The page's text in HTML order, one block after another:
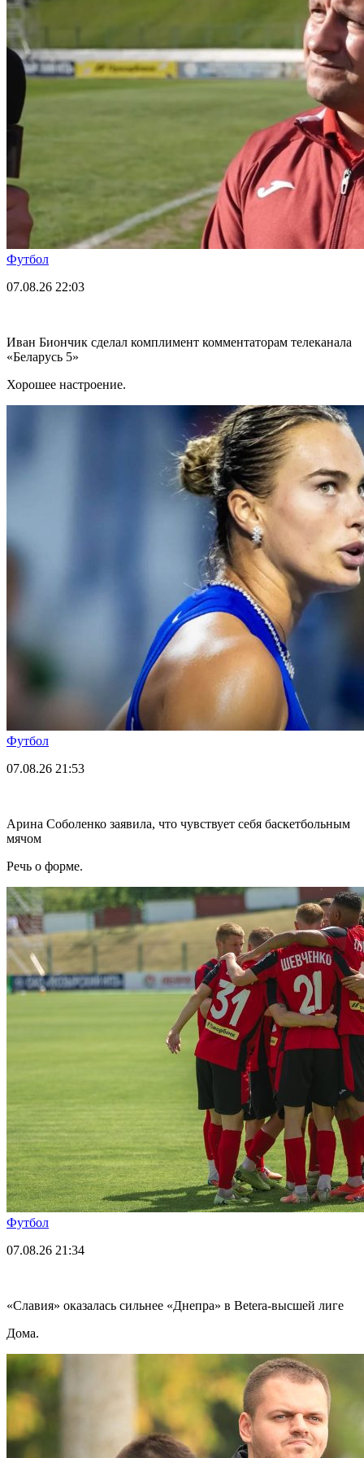
Футбол
07.08.26 22:03
Иван Биончик сделал комплимент комментаторам телеканала
«Беларусь 5»
Хорошее настроение.
Футбол
07.08.26 21:53
Арина Соболенко заявила, что чувствует себя баскетбольным
мячом
Речь о форме.
Футбол
07.08.26 21:34
«Славия» оказалась сильнее «Днепра» в Betera-высшей лиге
Дома.